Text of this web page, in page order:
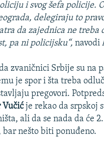
i svog šefa policije.
delegiraju to
da zajednica ne treba
pa ni policijsku“, navodi
zvaničnici Srbije su na
je spor i šta treba
pregovori.
Vučićje rekao da srpskoj
ali da se nada da će
nešto biti ponuđeno.